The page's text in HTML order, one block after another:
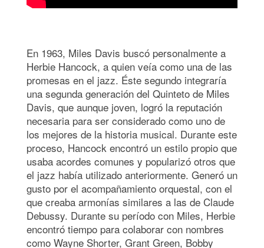
En 1963, Miles Davis buscó personalmente a
Herbie Hancock, a quien veía como una de las
promesas en el jazz. Éste segundo integraría
una segunda generación del Quinteto de Miles
Davis, que aunque joven, logró la reputación
necesaria para ser considerado como uno de
los mejores de la historia musical. Durante este
proceso, Hancock encontró un estilo propio que
usaba acordes comunes y popularizó otros que
el jazz había utilizado anteriormente. Generó un
gusto por el acompañamiento orquestal, con el
que creaba armonías similares a las de Claude
Debussy. Durante su período con Miles, Herbie
encontró tiempo para colaborar con nombres
como Wayne Shorter, Grant Green, Bobby